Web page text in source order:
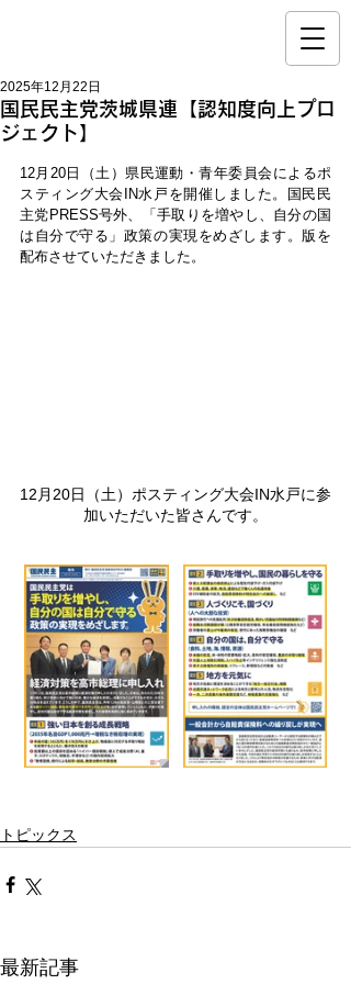
国民民主党茨城県連【認知度向上プロ
ジェクト】
2025年12月22日
12月20日（土）県民運動・青年委員会によるポ
スティング大会IN水戸 を開催しました。国民民
主党PRESS号外、「手取りを増やし、自分の国
は自分で守る」政策の実現をめざします。版を
配布させていただきました。
12月20日（土）ポスティング大会IN水戸に参
加いただいた皆さんです。
トピックス
最新記事